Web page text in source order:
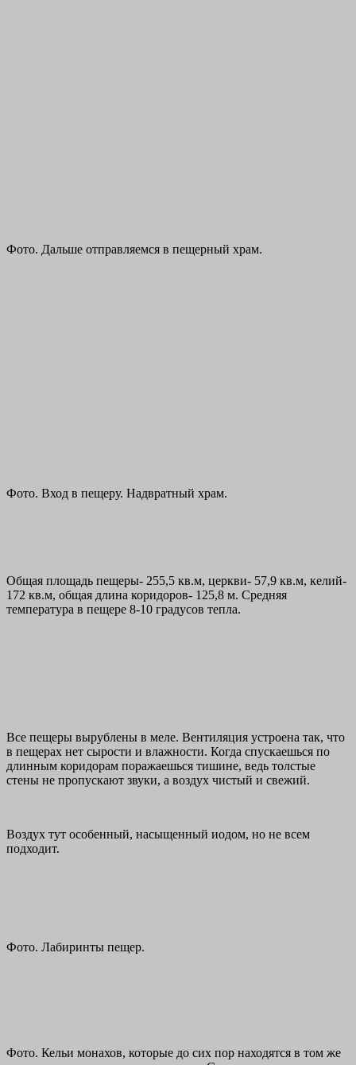
Фото. Дальше отправляемся в пещерный храм.
Фото. Вход в пещеру. Надвратный храм.
Общая площадь пещеры- 255,5 кв.м, церкви- 57,9 кв.м, келий-
172 кв.м, общая длина коридоров- 125,8 м. Средняя
температура в пещере 8-10 градусов тепла.
Все пещеры вырублены в меле. Вентиляция устроена так, что
в пещерах нет сырости и влажности. Когда спускаешься по
длинным коридорам поражаешься тишине, ведь толстые
стены не пропускают звуки, а воздух чистый и свежий.
Воздух тут особенный, насыщенный иодом, но не всем
подходит.
Фото. Лабиринты пещер.
Фото. Кельи монахов, которые до сих пор находятся в том же